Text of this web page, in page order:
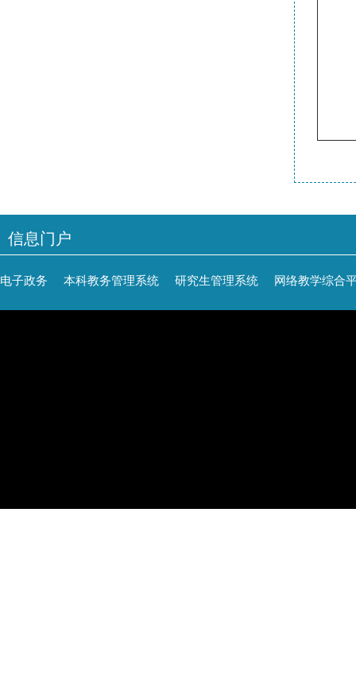
信息门户
电子政务 本科教务管理系统 研究生管理系统 网络教学综合